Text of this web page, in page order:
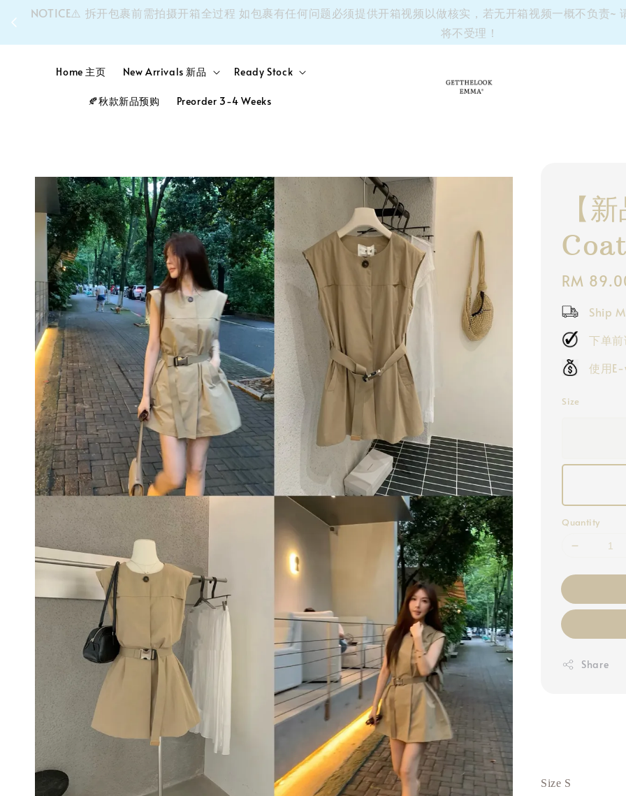
NOTICE⚠️ 拆开包裹前需拍摄开箱全过程 如包裹有任何问题必须提供开箱视频以做核实，若无开箱视频一概不负责~
将不受理！
Home 主页 New Arrivals 新品 Ready Stock
🍂秋款新品预购 Preorder 3-4 Weeks
【
Regular
price
RM
Ship
下单
使用
Size
Quantity
Share
Size S